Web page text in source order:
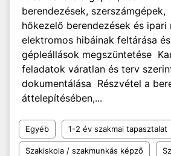
berendezések, szerszámgépek,
hőkezelő berendezések és
elektromos hibáinak feltárása
gépleállások megszüntetése
feladatok váratlan és terv
dokumentálása Részvétel a
áttelepítésében,...
Egyéb 1-2 év szakmai tapasztalat
Szakiskola / szakmunkás képző